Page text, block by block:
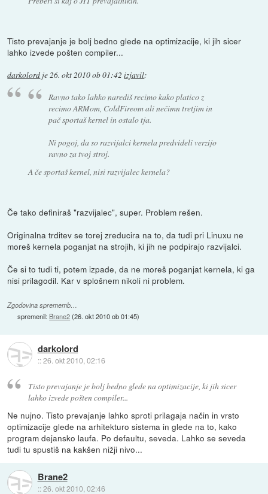
Tisto prevajanje je bolj bedno glede na optimizacije, ki jih sicer
lahko izvede pošten compiler...
darkolord je26. okt 2010 ob 01:42 izjavil:
Ravno tako lahko narediš recimo kako platico z
recimo ARMom, ColdFireom ali nečimn tretjim in
pač sportaš kernel in ostalo tja.
Ni pogoj, da so razvijalci kernela predvideli verzijo
ravno za tvoj stroj.
A če sportaš kernel, nisi razvijalec kernela?
Če tako definiraš "razvijalec", super. Problem rešen.
Originalna trditev se torej zreducira na to, da tudi pri Linuxu ne
moreš kernela poganjat na strojih, ki jih ne podpirajo razvijalci.
Če si to tudi ti, potem izpade, da ne moreš poganjat kernela, ki ga
nisi prilagodil. Kar v splošnem nikoli ni problem.
Zgodovina sprememb…
spremenil: Brane2(26. okt 2010 ob 01:45)
darkolord
::26. okt 2010, 02:16
Tisto prevajanje je bolj bedno glede na optimizacije, ki jih sicer
lahko izvede pošten compiler...
Ne nujno. Tisto prevajanje lahko sproti prilagaja način in vrsto
optimizacije glede na arhitekturo sistema in glede na to, kako
program dejansko laufa. Po defaultu, seveda. Lahko se seveda
tudi tu spustiš na kakšen nižji nivo...
Brane2
::26. okt 2010, 02:46